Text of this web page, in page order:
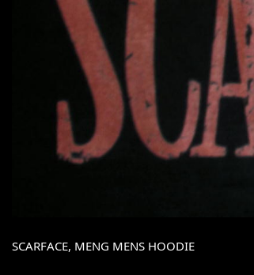
SCARFACE, MENG MENS HOODIE